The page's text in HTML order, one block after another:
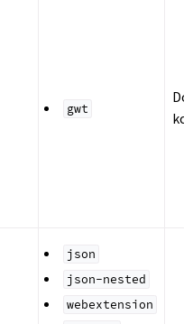
gwt
json
json-nested
webextension